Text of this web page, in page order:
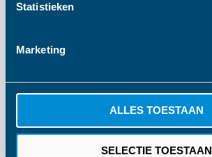
Statistieken
Marketing
ALLES TOESTAAN
SELECTIE TOESTAAN
informatie
Kleurrijk
1 Jaar Fabrieksgarantie